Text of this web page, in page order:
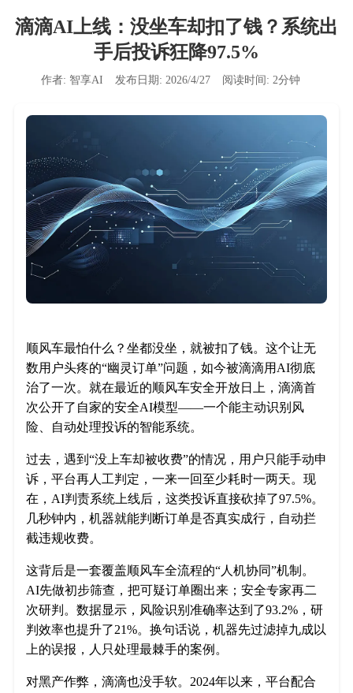
滴滴AI上线：没坐车却扣了钱？系统出
手后投诉狂降97.5%
作者: 智享AI 发布日期: 2026/4/27 阅读时间: 2分钟
顺风车最怕什么？坐都没坐，就被扣了钱。这个让无
数用户头疼的“幽灵订单”问题，如今被滴滴用AI彻底
治了一次。就在最近的顺风车安全开放日上，滴滴首
次公开了自家的安全AI模型——一个能主动识别风
险、自动处理投诉的智能系统。
过去，遇到“没上车却被收费”的情况，用户只能手动申
诉，平台再人工判定，一来一回至少耗时一两天。现
在，AI判责系统上线后，这类投诉直接砍掉了97.5%。
几秒钟内，机器就能判断订单是否真实成行，自动拦
截违规收费。
这背后是一套覆盖顺风车全流程的“人机协同”机制。
AI先做初步筛查，把可疑订单圈出来；安全专家再二
次研判。数据显示，风险识别准确率达到了93.2%，研
判效率也提升了21%。换句话说，机器先过滤掉九成以
上的误报，人只处理最棘手的案例。
对黑产作弊，滴滴也没手软。2024年以来，平台配合